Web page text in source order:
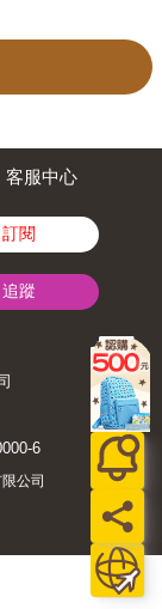
客服中心
訂閱
追蹤
6
公司